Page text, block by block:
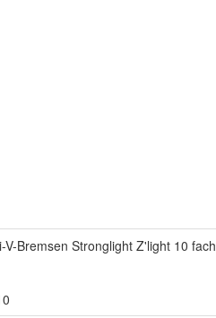
Bremsen Stronglight Z'light 10 fach